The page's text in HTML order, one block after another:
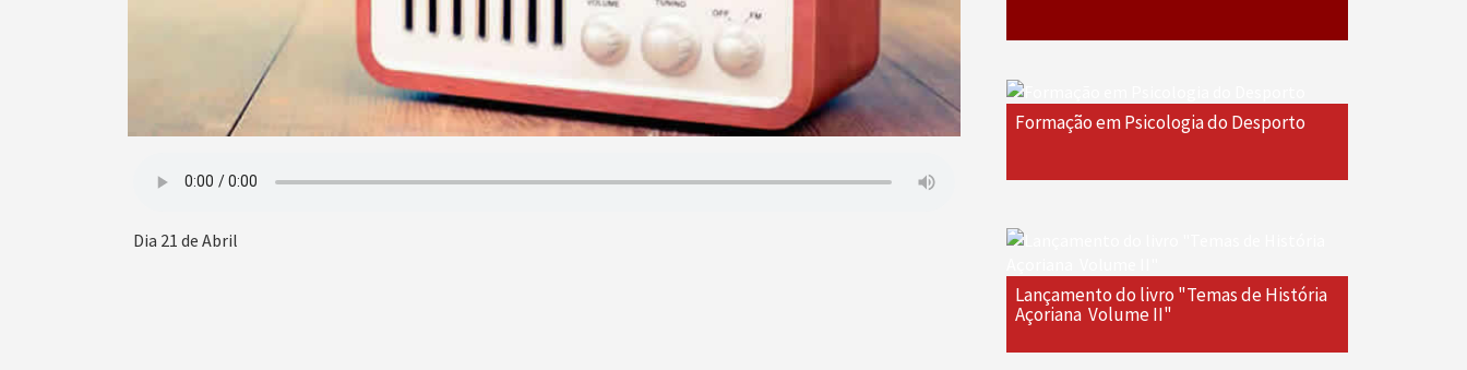
Dia 21 de Abril
Formação em Psicologia do Desporto
Lançamento do livro "Temas de História
Açoriana  Volume II"